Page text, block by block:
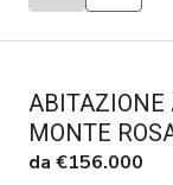
ABITAZIONE
MONTE
da €156.000